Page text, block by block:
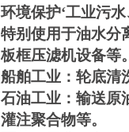
环境保护‘工业污
特别使用于油水分
板框压滤机设备等
船舶工业：轮底清
石油工业：输送原
灌注聚合物等。